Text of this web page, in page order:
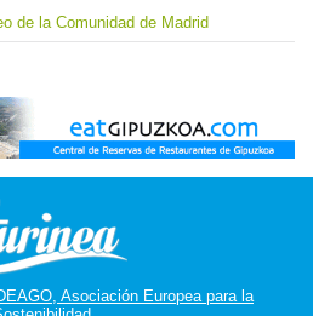
de la Comunidad de Madrid
Asociación Europea para la